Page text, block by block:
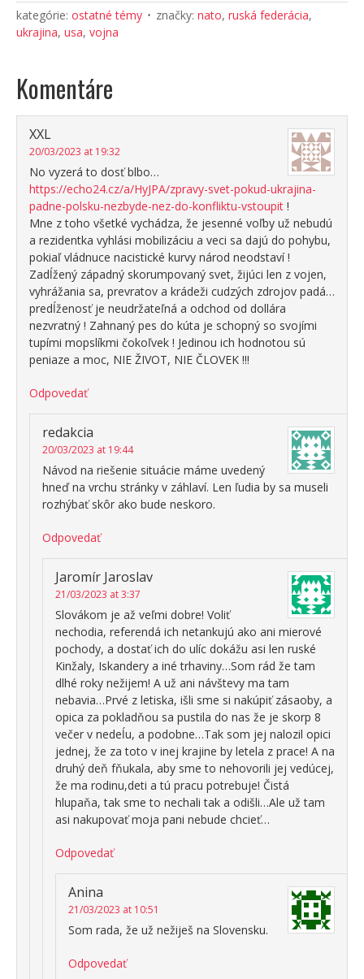
kategórie: ostatné témy značky: nato, ruská federácia,
ukrajina, usa, vojna
Komentáre
XXL
20/03/2023 at 19:32
No vyzerá to dosť blbo…
https://echo24.cz/a/HyJPA/zpravy-svet-pokud-ukrajina-
padne-polsku-nezbyde-nez-do-konfliktu-vstoupit !
Mne z toho všetké vychádza, že jesenné voľby už nebudú
a rezidentka vyhlási mobilizáciu a veci sa dajú do pohybu,
pokiaľ vládnuce nacistické kurvy národ neodstaví !
Zadĺžený západný skorumpovaný svet, žijúci len z vojen,
vyhrážania sa, prevratov a krádeži cudzých zdrojov padá…
predĺženosť je neudržateľná a odchod od dollára
nezvratný ! Zahnaný pes do kúta je schopný so svojími
tupími mopslíkmi čokoľvek ! Jedinou ich hodnotou sú
peniaze a moc, NIE ŽIVOT, NIE ČLOVEK !!!
Odpovedať
redakcia
20/03/2023 at 19:44
Návod na riešenie situácie máme uvedený
hneď na vrchu stránky v záhlaví. Len ľudia by sa museli
rozhýbať skôr ako bude neskoro.
Odpovedať
Jaromír Jaroslav
21/03/2023 at 3:37
Slovákom je až veľmi dobre! Voliť
nechodia, referendá ich netankujú ako ani mierové
pochody, a dostať ich do ulíc dokážu asi len ruské
Kinžaly, Iskandery a iné trhaviny…Som rád že tam
dlhé roky nežijem! A už ani návštevy ma tam
nebavia…Prvé z letiska, išli sme si nakúpiť zásaoby, a
opica za pokladňou sa pustila do nas že je skorp 8
večer v nedeĺu, a podobne…Tak som jej nalozil opici
jednej, že za toto v inej krajine by letela z prace! A na
druhý deň fňukala, aby sme to nehovorili jej vedúcej,
že ma rodinu,deti a tú pracu potrebuje! Čistá
hlupaňa, tak sme to nechali tak a odišli…Ale už tam
asi nakupovať moja pani nebude chcieť…
Odpovedať
Anina
21/03/2023 at 10:51
Som rada, že už nežiješ na Slovensku.
Odpovedať